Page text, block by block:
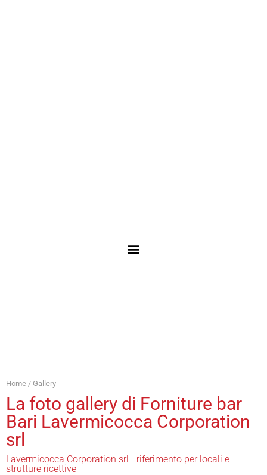
Home / Gallery
La foto gallery di Forniture bar
Bari Lavermicocca Corporation
srl
Lavermicocca Corporation srl - riferimento per locali e
strutture ricettive